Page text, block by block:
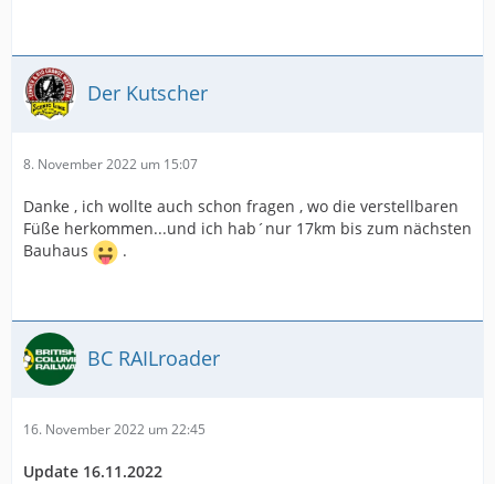
Der Kutscher
8. November 2022 um 15:07
Danke , ich wollte auch schon fragen , wo die verstellbaren
Füße herkommen...und ich hab´nur 17km bis zum nächsten
Bauhaus
.
BC RAILroader
16. November 2022 um 22:45
Update 16.11.2022